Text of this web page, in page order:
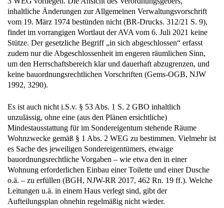
inhaltliche Änderungen zur Allgemeinen Verwaltungsvorschrift
vom 19. März 1974 bestünden nicht (BR-Drucks. 312/21 S. 9),
findet im vorrangigen Wortlaut der AVA vom 6. Juli 2021 keine
Stütze. Der gesetzliche Begriff „in sich abgeschlossen“ erfasst
zudem nur die Abgeschlossenheit im engeren räumlichen Sinn,
um den Herrschaftsbereich klar und dauerhaft abzugrenzen, und
keine bauordnungsrechtlichen Vorschriften (Gems-OGB, NJW
1992, 3290).
Es ist auch nicht i.S.v. § 53 Abs. 1 S. 2 GBO inhaltlich
unzulässig, ohne eine (aus den Plänen ersichtliche)
Mindestausstattung für im Sondereigentum stehende Räume
Wohnzwecke gemäß § 1 Abs. 2 WEG zu bestimmen. Vielmehr ist
es Sache des jeweiligen Sondereigentümers, etwaige
bauordnungsrechtliche Vorgaben – wie etwa den in einer
Wohnung erforderlichen Einbau einer Toilette und einer Dusche
o.ä. – zu erfüllen (BGH, NJW-RR 2017, 462 Rn. 19 ff.). Welche
Leitungen u.ä. in einem Haus verlegt sind, gibt der
Aufteilungsplan ohnehin regelmäßig nicht wieder.